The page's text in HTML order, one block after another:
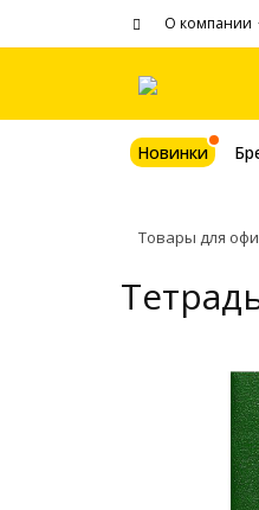
О компании
Новинки
Товары для